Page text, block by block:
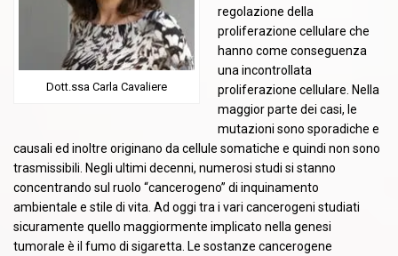
Dott.ssa Carla Cavaliere
regolazione della
proliferazione cellulare che
hanno come conseguenza
una incontrollata
proliferazione cellulare. Nella
maggior parte dei casi, le
mutazioni sono sporadiche e
causali ed inoltre originano da cellule somatiche e quindi non sono
trasmissibili. Negli ultimi decenni, numerosi studi si stanno
concentrando sul ruolo “cancerogeno” di inquinamento
ambientale e stile di vita. Ad oggi tra i vari cancerogeni studiati
sicuramente quello maggiormente implicato nella genesi
tumorale è il fumo di sigaretta. Le sostanze cancerogene